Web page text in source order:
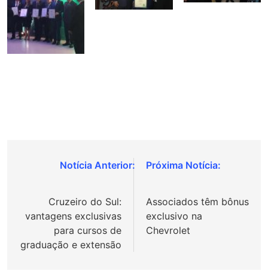
Navegação
Post
Cruzeiro do Sul:
vantagens exclusivas
para cursos de
graduação e extensão
Associados têm bônus
exclusivo na
Chevrolet